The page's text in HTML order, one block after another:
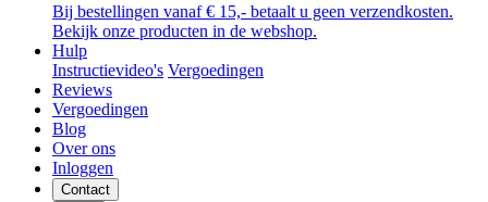
Bij bestellingen vanaf € 15,- betaalt u geen verzendkosten.
Bekijk onze producten in de webshop.
Hulp
Instructievideo's Vergoedingen
Reviews
Vergoedingen
Blog
Over ons
Inloggen
Contact